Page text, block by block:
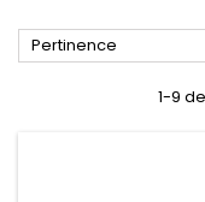
Pertinence
1-9